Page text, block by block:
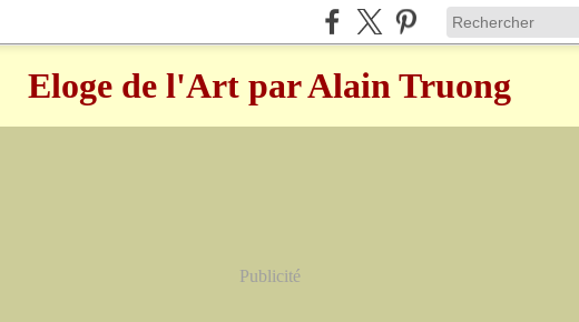
Eloge de l'Art par Alain Truong
Publicité